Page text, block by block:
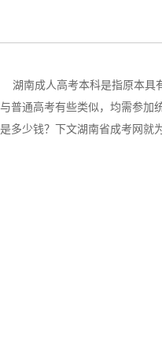
湖南成人高考本科是指原本具
与普通高考有些类似，均需参加
是多少钱？下文湖南省成考网就